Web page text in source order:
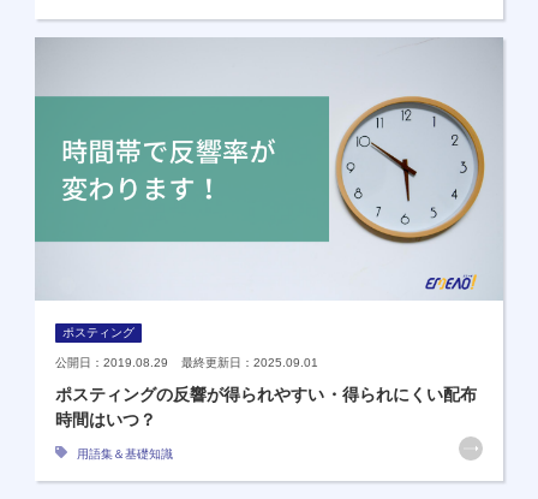
ポスティング
公開日：2019.08.29 最終更新日：2025.09.01
ポスティングの反響が得られやすい・得られにくい配布
時間はいつ？
用語集＆基礎知識